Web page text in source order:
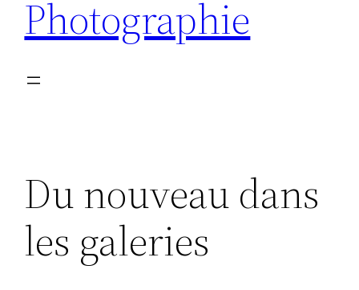
Photographie
Du nouveau dans
les galeries